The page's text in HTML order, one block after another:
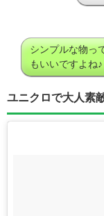
シンプルな物っ
もいいですよね♪
ユニクロで大人素